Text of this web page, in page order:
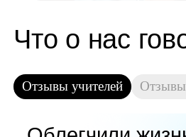
Показать все отзывы